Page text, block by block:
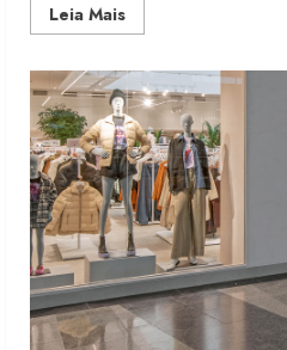
Leia MaisRead
more
pede
recuperação
extrajudicial